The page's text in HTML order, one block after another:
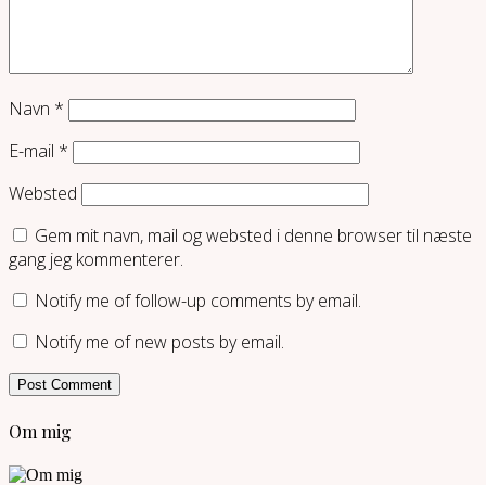
Navn *
E-mail *
Websted
Gem mit navn, mail og websted i denne browser til næste
gang jeg kommenterer.
Notify me of follow-up comments by email.
Notify me of new posts by email.
Om mig